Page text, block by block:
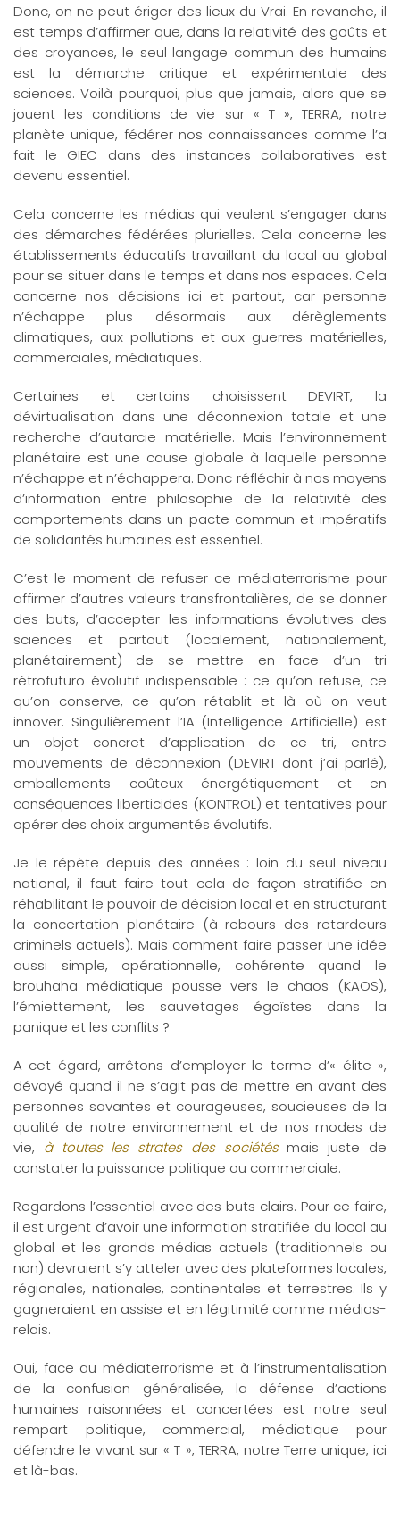
Donc, on ne peut ériger des lieux du Vrai. En revanche, il
est temps d’affirmer que, dans la relativité des goûts et
des croyances, le seul langage commun des humains
est la démarche critique et expérimentale des
sciences. Voilà pourquoi, plus que jamais, alors que se
jouent les conditions de vie sur « T », TERRA, notre
planète unique, fédérer nos connaissances comme l’a
fait le GIEC dans des instances collaboratives est
devenu essentiel.
Cela concerne les médias qui veulent s’engager dans
des démarches fédérées plurielles. Cela concerne les
établissements éducatifs travaillant du local au global
pour se situer dans le temps et dans nos espaces. Cela
concerne nos décisions ici et partout, car personne
n’échappe plus désormais aux dérèglements
climatiques, aux pollutions et aux guerres matérielles,
commerciales, médiatiques.
Certaines et certains choisissent DEVIRT, la
dévirtualisation dans une déconnexion totale et une
recherche d’autarcie matérielle. Mais l’environnement
planétaire est une cause globale à laquelle personne
n’échappe et n’échappera. Donc réfléchir à nos moyens
d’information entre philosophie de la relativité des
comportements dans un pacte commun et impératifs
de solidarités humaines est essentiel.
C’est le moment de refuser ce médiaterrorisme pour
affirmer d’autres valeurs transfrontalières, de se donner
des buts, d’accepter les informations évolutives des
sciences et partout (localement, nationalement,
planétairement) de se mettre en face d’un tri
rétrofuturo évolutif indispensable : ce qu’on refuse, ce
qu’on conserve, ce qu’on rétablit et là où on veut
innover. Singulièrement l’IA (Intelligence Artificielle) est
un objet concret d’application de ce tri, entre
mouvements de déconnexion (DEVIRT dont j’ai parlé),
emballements coûteux énergétiquement et en
conséquences liberticides (KONTROL) et tentatives pour
opérer des choix argumentés évolutifs.
Je le répète depuis des années : loin du seul niveau
national, il faut faire tout cela de façon stratifiée en
réhabilitant le pouvoir de décision local et en structurant
la concertation planétaire (à rebours des retardeurs
criminels actuels). Mais comment faire passer une idée
aussi simple, opérationnelle, cohérente quand le
brouhaha médiatique pousse vers le chaos (KAOS),
l’émiettement, les sauvetages égoïstes dans la
panique et les conflits ?
A cet égard, arrêtons d’employer le terme d’« élite »,
dévoyé quand il ne s’agit pas de mettre en avant des
personnes savantes et courageuses, soucieuses de la
qualité de notre environnement et de nos modes de
vie, à toutes les strates des sociétésmais juste de
constater la puissance politique ou commerciale.
Regardons l’essentiel avec des buts clairs. Pour ce faire,
il est urgent d’avoir une information stratifiée du local au
global et les grands médias actuels (traditionnels ou
non) devraient s’y atteler avec des plateformes locales,
régionales, nationales, continentales et terrestres. Ils y
gagneraient en assise et en légitimité comme médias-
relais.
Oui, face au médiaterrorisme et à l’instrumentalisation
de la confusion généralisée, la défense d’actions
humaines raisonnées et concertées est notre seul
rempart politique, commercial, médiatique pour
défendre le vivant sur « T », TERRA, notre Terre unique, ici
et là-bas.